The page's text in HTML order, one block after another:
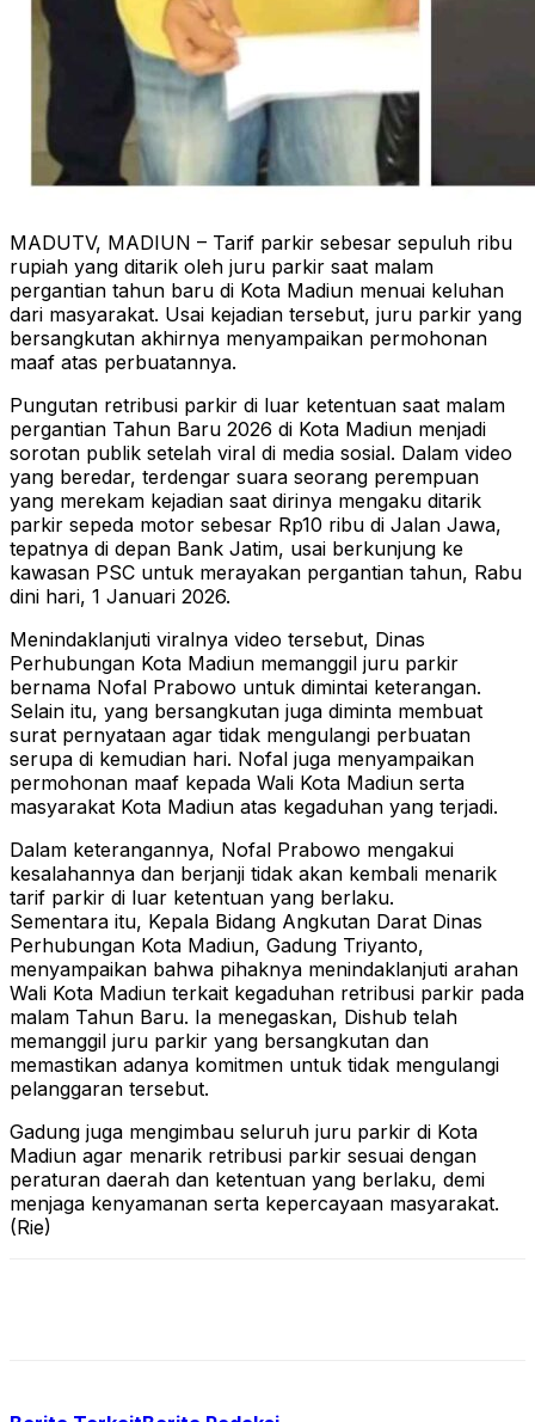
MADUTV, MADIUN – Tarif parkir sebesar sepuluh ribu
rupiah yang ditarik oleh juru parkir saat malam
pergantian tahun baru di Kota Madiun menuai keluhan
dari masyarakat. Usai kejadian tersebut, juru parkir yang
bersangkutan akhirnya menyampaikan permohonan
maaf atas perbuatannya.
Pungutan retribusi parkir di luar ketentuan saat malam
pergantian Tahun Baru 2026 di Kota Madiun menjadi
sorotan publik setelah viral di media sosial. Dalam video
yang beredar, terdengar suara seorang perempuan
yang merekam kejadian saat dirinya mengaku ditarik
parkir sepeda motor sebesar Rp10 ribu di Jalan Jawa,
tepatnya di depan Bank Jatim, usai berkunjung ke
kawasan PSC untuk merayakan pergantian tahun, Rabu
dini hari, 1 Januari 2026.
Menindaklanjuti viralnya video tersebut, Dinas
Perhubungan Kota Madiun memanggil juru parkir
bernama Nofal Prabowo untuk dimintai keterangan.
Selain itu, yang bersangkutan juga diminta membuat
surat pernyataan agar tidak mengulangi perbuatan
serupa di kemudian hari. Nofal juga menyampaikan
permohonan maaf kepada Wali Kota Madiun serta
masyarakat Kota Madiun atas kegaduhan yang terjadi.
Dalam keterangannya, Nofal Prabowo mengakui
kesalahannya dan berjanji tidak akan kembali menarik
tarif parkir di luar ketentuan yang berlaku.
Sementara itu, Kepala Bidang Angkutan Darat Dinas
Perhubungan Kota Madiun, Gadung Triyanto,
menyampaikan bahwa pihaknya menindaklanjuti arahan
Wali Kota Madiun terkait kegaduhan retribusi parkir pada
malam Tahun Baru. Ia menegaskan, Dishub telah
memanggil juru parkir yang bersangkutan dan
memastikan adanya komitmen untuk tidak mengulangi
pelanggaran tersebut.
Gadung juga mengimbau seluruh juru parkir di Kota
Madiun agar menarik retribusi parkir sesuai dengan
peraturan daerah dan ketentuan yang berlaku, demi
menjaga kenyamanan serta kepercayaan masyarakat.
(Rie)